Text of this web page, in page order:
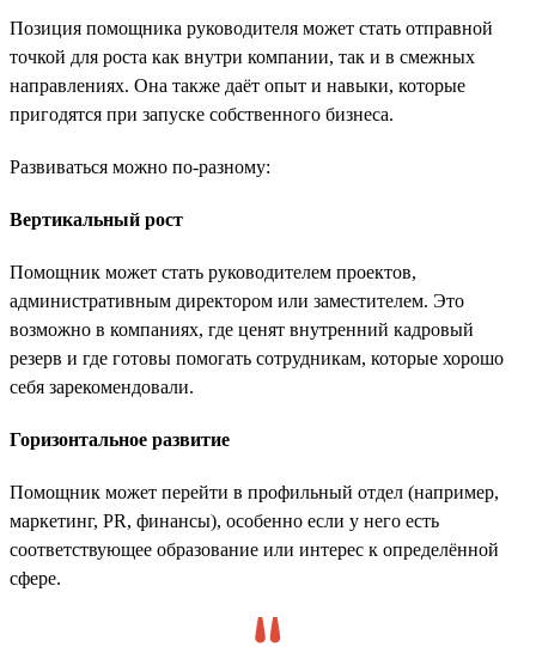
Позиция помощника руководителя может стать отправной
точкой для роста как внутри компании, так и в смежных
направлениях. Она также даёт опыт и навыки, которые
пригодятся при запуске собственного бизнеса.
Развиваться можно по-разному:
Вертикальный рост
Помощник может стать руководителем проектов,
административным директором или заместителем. Это
возможно в компаниях, где ценят внутренний кадровый
резерв и где готовы помогать сотрудникам, которые хорошо
себя зарекомендовали.
Горизонтальное развитие
Помощник может перейти в профильный отдел (например,
маркетинг, PR, финансы), особенно если у него есть
соответствующее образование или интерес к определённой
сфере.